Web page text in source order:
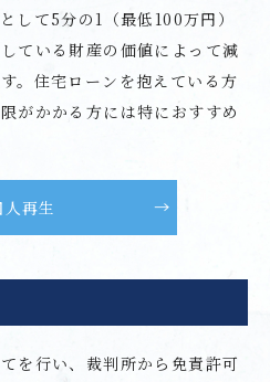
して5分の1（最低100万円）
ている財産の価値によって減
。住宅ローンを抱えている方
がかかる方には特におすすめ
人再生
を行い、裁判所から免責許可